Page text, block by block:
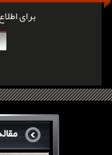
برای